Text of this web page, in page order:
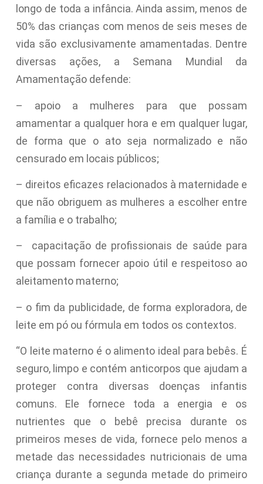
longo de toda a infância. Ainda assim, menos de
50% das crianças com menos de seis meses de
vida são exclusivamente amamentadas. Dentre
diversas ações, a Semana Mundial da
Amamentação defende:
– apoio a mulheres para que possam
amamentar a qualquer hora e em qualquer lugar,
de forma que o ato seja normalizado e não
censurado em locais públicos;
– direitos eficazes relacionados à maternidade e
que não obriguem as mulheres a escolher entre
a família e o trabalho;
– capacitação de profissionais de saúde para
que possam fornecer apoio útil e respeitoso ao
aleitamento materno;
– o fim da publicidade, de forma exploradora, de
leite em pó ou fórmula em todos os contextos.
“O leite materno é o alimento ideal para bebês. É
seguro, limpo e contém anticorpos que ajudam a
proteger contra diversas doenças infantis
comuns. Ele fornece toda a energia e os
nutrientes que o bebê precisa durante os
primeiros meses de vida, fornece pelo menos a
metade das necessidades nutricionais de uma
criança durante a segunda metade do primeiro